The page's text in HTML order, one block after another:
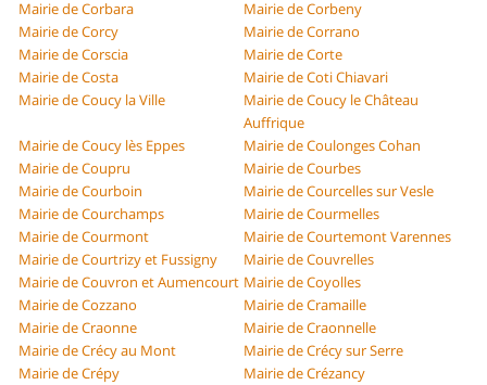
Mairie de Corbara
Mairie de Corbeny
Mairie de Corcy
Mairie de Corrano
Mairie de Corscia
Mairie de Corte
Mairie de Costa
Mairie de Coti Chiavari
Mairie de Coucy la Ville
Mairie de Coucy le Château
Auffrique
Mairie de Coucy lès Eppes
Mairie de Coulonges Cohan
Mairie de Coupru
Mairie de Courbes
Mairie de Courboin
Mairie de Courcelles sur Vesle
Mairie de Courchamps
Mairie de Courmelles
Mairie de Courmont
Mairie de Courtemont Varennes
Mairie de Courtrizy et Fussigny
Mairie de Couvrelles
Mairie de Couvron et Aumencourt Mairie de Coyolles
Mairie de Cozzano
Mairie de Cramaille
Mairie de Craonne
Mairie de Craonnelle
Mairie de Crécy au Mont
Mairie de Crécy sur Serre
Mairie de Crépy
Mairie de Crézancy